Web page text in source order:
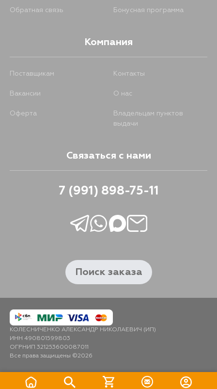
Обратная связь Бонусная программа
Компания
Поставщикам Контакты
Вакансии О нас
Оферта
Владельцам пунктов
выдачи
Связаться с нами
7 (991) 898-75-11
Поиск заказа
КОЛЕСНИЧЕНКО АЛЕКСАНДР НИКОЛАЕВИЧ (ИП)
ИНН 490801599803
ОГРНИП 321253600087011
Все права защищены ©2026